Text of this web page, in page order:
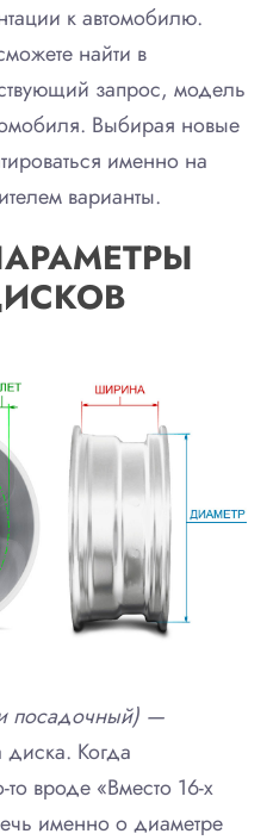
к автомобилю.
найти в
запрос, модель
Выбирая новые
именно на
варианты.
посадочный) —
диска. Когда
то вроде «Вместо 16-х
именно о диаметре